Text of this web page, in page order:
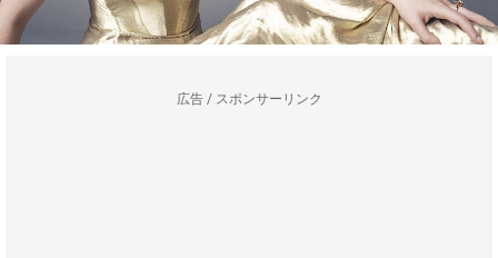
広告 / スポンサーリンク